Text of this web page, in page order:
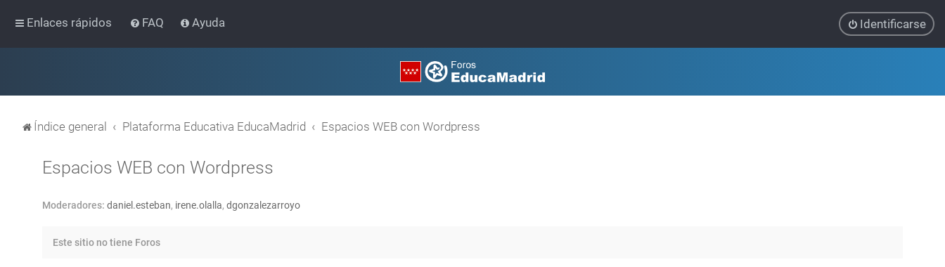
Enlaces rápidos FAQ Ayuda Identificarse
Índice general Plataforma Educativa EducaMadrid Espacios WEB con Wordpress
Espacios WEB con Wordpress
Moderadores: daniel.esteban, irene.olalla, dgonzalezarroyo
Este sitio no tiene Foros